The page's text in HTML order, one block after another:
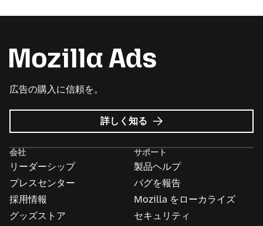
広告の購入に信頼を。
Mozilla
広
詳しく知る
会社
リーダーシップ
プレスセンター
採用情報
グッズストア
サポート
製品ヘルプ
バグを報告
Mozilla をローカライズ
セキュリティ